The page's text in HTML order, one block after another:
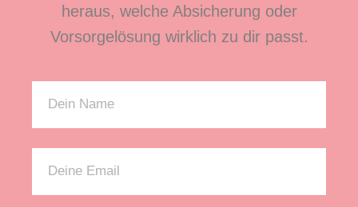
heraus, welche Absicherung oder
Vorsorgelösung wirklich zu dir passt.